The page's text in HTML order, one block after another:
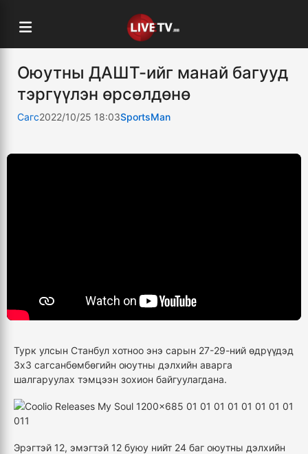
Оюутны ДАШТ-ийг манай багууд
тэргүүлэн өрсөлдөнө
Сагс2022/10/25 18:03SportsMan
Турк улсын Станбул хотноо энэ сарын 27-29-ний өдрүүдэд
3х3 сагсанбөмбөгийн оюутны дэлхийн аварга
шалгаруулах тэмцээн зохион байгуулагдана.
Эрэгтэй 12, эмэгтэй 12 буюу нийт 24 баг оюутны дэлхийн